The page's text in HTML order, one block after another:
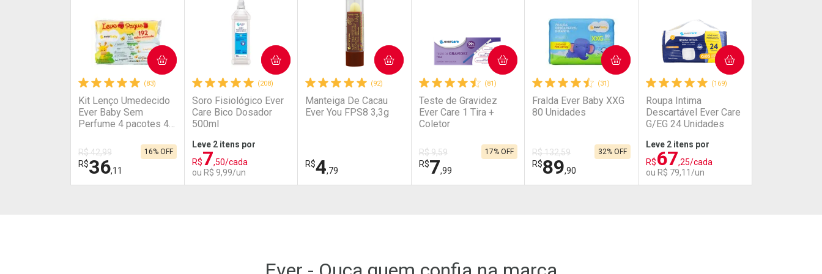
(83)
Kit Lenço Umedecido
Ever Baby Sem
Perfume 4 pacotes 48
R$ 42,99
R$36,11
16% OFF
COMPRAR
(208)
Soro Fisiológico Ever
Care Bico Dosador
500ml
Leve 2 itens por
R$7,50/cada
ou R$ 9,99/un
COMPRAR
(92)
Manteiga De Cacau
Ever You FPS8 3,3g
R$4,79
COMPRAR
(81)
Teste de Gravidez
Ever Care 1 Tira +
Coletor
R$ 9,59
R$7,99
17% OFF
COMPRAR
(31)
Fralda Ever Baby XXG
80 Unidades
R$ 132,59
R$89,90
32% OFF
COMPRAR
(169)
Roupa Intima
Descartável Ever Care
G/EG 24 Unidades
Leve 2 itens por
R$67,25/cada
ou R$ 79,11/un
COMPRAR